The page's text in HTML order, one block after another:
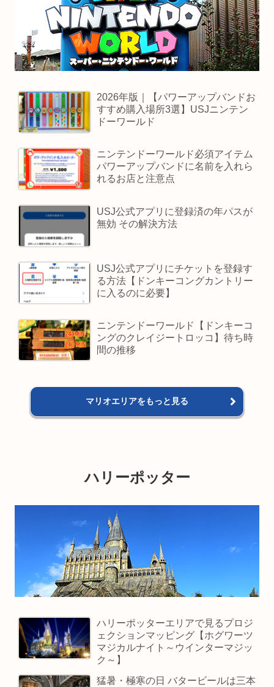
2026年版｜【パワーアップバンドお
すすめ購入場所3選】USJニンテン
ドーワールド
ニンテンドーワールド必須アイテム
パワーアップバンドに名前を入れら
れるお店と注意点
USJ公式アプリに登録済の年パスが
無効 その解決方法
USJ公式アプリにチケットを登録す
る方法【ドンキーコングカントリー
に入るのに必要】
ニンテンドーワールド【ドンキーコ
ングのクレイジートロッコ】待ち時
間の推移
マリオエリアをもっと見る
ハリーポッター
ハリーポッターエリアで見るプロジ
ェクションマッピング【ホグワーツ
マジカルナイト～ウインターマジッ
ク～】
猛暑・極寒の日 バタービールは三本